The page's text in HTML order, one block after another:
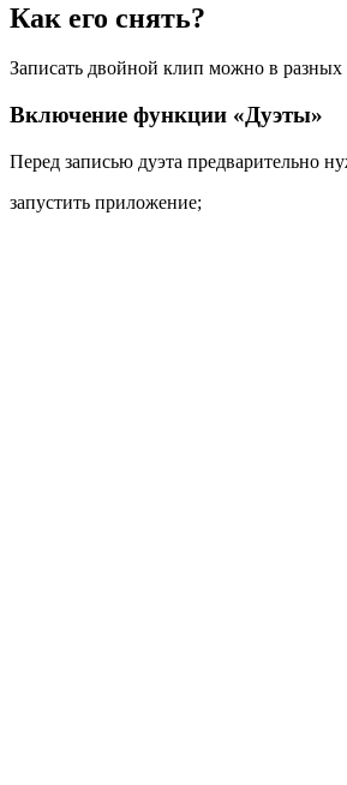
Как его снять?
Записать двойной клип можно в разных
Включение функции «Дуэты»
Перед записью дуэта предварительно
запустить приложение;